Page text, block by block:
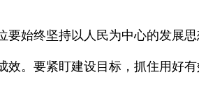
始终坚持以人民为中心的发展
。要紧盯建设目标，抓住用好